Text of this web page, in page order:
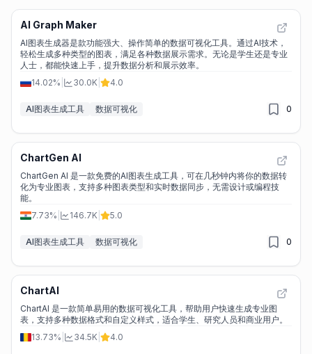
AI Graph Maker
AI图表生成器是款功能强大、操作简单的数据可视化工具。通过AI技术，
轻松生成多种类型的图表，满足各种数据展示需求。无论是学生还是专业
人士，都能快速上手，提升数据分析和展示效率。
14.02%
30.0K 4.0
AI图表生成工具 数据可视化 0
ChartGen AI
ChartGen AI 是一款免费的AI图表生成工具，可在几秒钟内将你的数据转
化为专业图表，支持多种图表类型和实时数据同步，无需设计或编程技
能。
7.73%
146.7K 5.0
AI图表生成工具 数据可视化 0
ChartAI
ChartAI 是一款简单易用的数据可视化工具，帮助用户快速生成专业图
表，支持多种数据格式和自定义样式，适合学生、研究人员和商业用户。
13.73%
34.5K 4.0